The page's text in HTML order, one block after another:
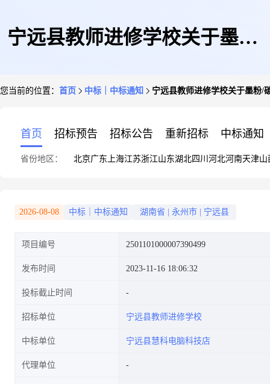
宁远县教师进修学校关于墨粉/
您当前的位置： 首页 中标｜中标通知 宁远县教师进修学校关于墨粉/
首页 招标预告 招标公告 重新招标 中标通知
省份地区： 北京广东 上海江苏浙江山东湖北四川 河北河南天津山
2026-08-08 中标｜中标通知 湖南省 永州市 宁远县
项目编号 2501101000007390499
发布时间 2023-11-16 18:06:32
投标截止时间
招标单位 宁远县教师进修学校
中标单位 宁远县慧科电脑科技店
代理单位